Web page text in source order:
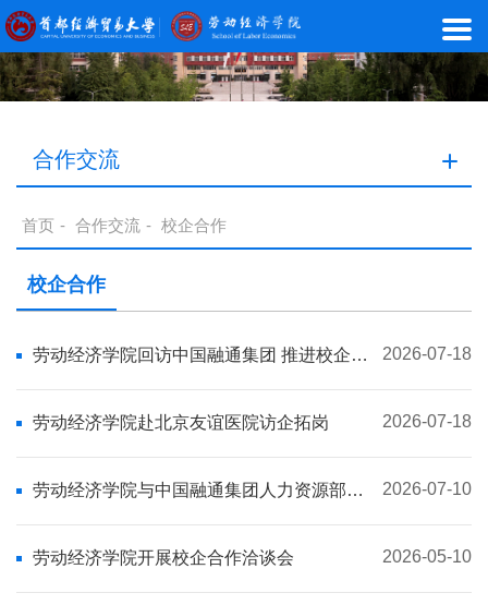
合作交流
首页 - 合作交流 - 校企合作
校企合作
劳动经济学院回访中国融通集团 推进校企合
2026-07-18
劳动经济学院赴北京友谊医院访企拓岗 2026-07-18
劳动经济学院与中国融通集团人力资源部举
2026-07-10
劳动经济学院开展校企合作洽谈会 2026-05-10